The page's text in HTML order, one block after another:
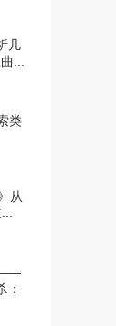
05:02
04:57
05:03
几
...
类
从
——
：